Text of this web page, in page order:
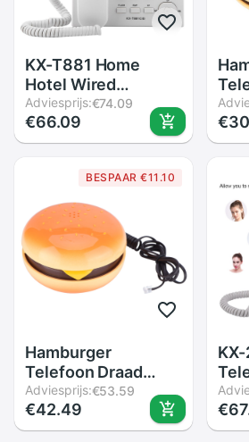
KX-T881 Home
Hotel Wired
Desktop Telefoon
Kantoor Vaste
Telefoon met
Adviesprijs:€74.09
€66.09
BESPAAR €11.10
Hamburger
Telefoon Draad
Vaste Telefoon
Thuis Decoratie
Voor Display Home
Adviesprijs:€53.59
€42.49